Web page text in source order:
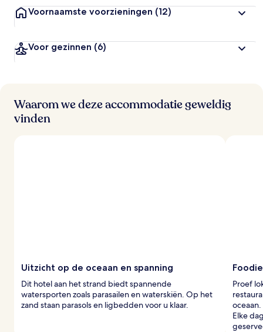
o
r
n
Voornaamste voorzieningen (12)
Voor gezinnen (6)
Waarom we deze accommodatie geweldig
vinden
Uitzicht op de oceaan en spanning
Dit hotel aan het strand biedt spannende
watersporten zoals parasailen en waterskiën. Op het
zand staan parasols en ligbedden voor u klaar.
Proef
Elke